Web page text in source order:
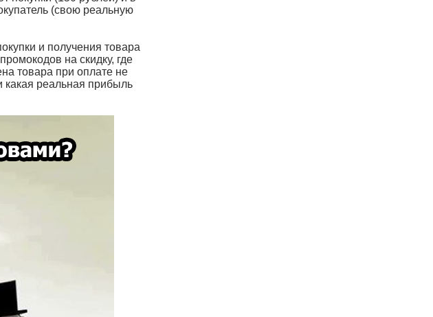
(свою реальную
и получения товара
на скидку, где
товара при оплате не
какая реальная прибыль